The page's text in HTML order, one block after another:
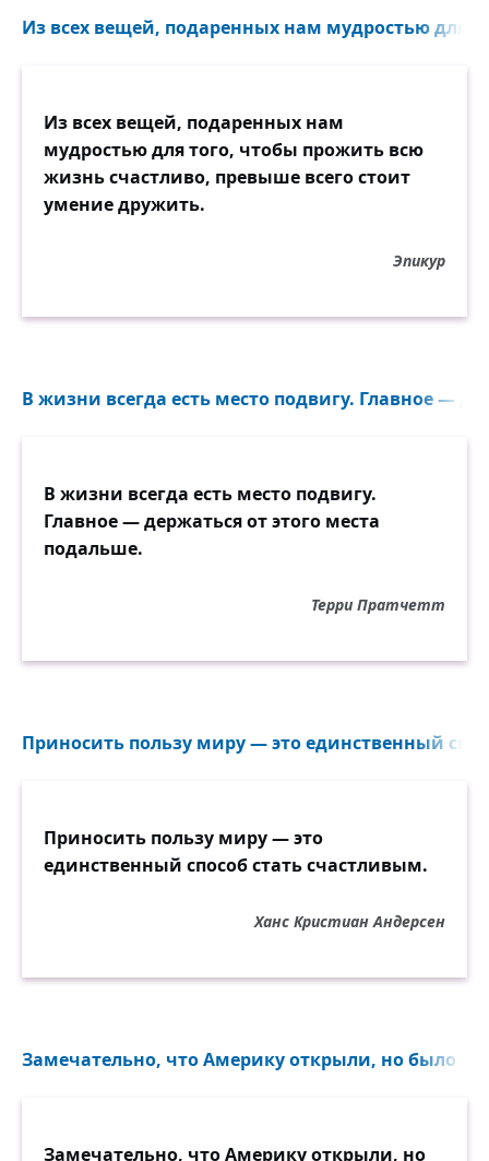
Из всех вещей, подаренных нам мудростью для
Из всех вещей, подаренных нам
мудростью для того, чтобы прожить всю
жизнь счастливо, превыше всего стоит
умение дружить.
Эпикур
В жизни всегда есть место подвигу. Главное —
В жизни всегда есть место подвигу.
Главное — держаться от этого места
подальше.
Терри Пратчетт
Приносить пользу миру — это единственный
Приносить пользу миру — это
единственный способ стать счастливым.
Ханс Кристиан Андерсен
Замечательно, что Америку открыли, но было бы
Замечательно, что Америку открыли, но